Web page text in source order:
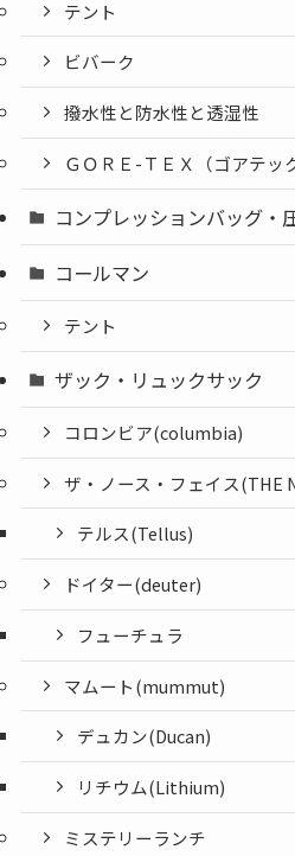
テント
ビバーク
撥水性と防水性と透湿性
ＧＯＲＥ-ＴＥＸ（ゴアテッ
コンプレッションバッグ・
コールマン
テント
ザック・リュックサック
コロンビア(columbia)
ザ・ノース・フェイス(THE
テルス(Tellus)
ドイター(deuter)
フューチュラ
マムート(mummut)
デュカン(Ducan)
リチウム(Lithium)
ミステリーランチ